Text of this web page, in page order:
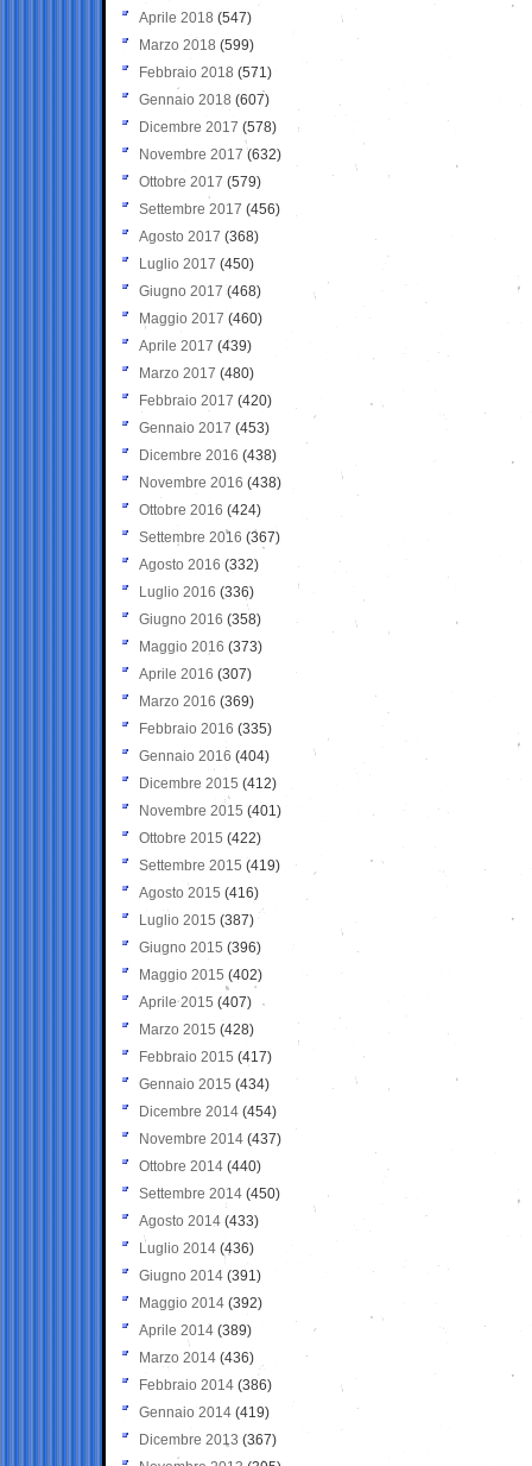
Aprile 2018 (547)
Marzo 2018 (599)
Febbraio 2018 (571)
Gennaio 2018 (607)
Dicembre 2017 (578)
Novembre 2017 (632)
Ottobre 2017 (579)
Settembre 2017 (456)
Agosto 2017 (368)
Luglio 2017 (450)
Giugno 2017 (468)
Maggio 2017 (460)
Aprile 2017 (439)
Marzo 2017 (480)
Febbraio 2017 (420)
Gennaio 2017 (453)
Dicembre 2016 (438)
Novembre 2016 (438)
Ottobre 2016 (424)
Settembre 2016 (367)
Agosto 2016 (332)
Luglio 2016 (336)
Giugno 2016 (358)
Maggio 2016 (373)
Aprile 2016 (307)
Marzo 2016 (369)
Febbraio 2016 (335)
Gennaio 2016 (404)
Dicembre 2015 (412)
Novembre 2015 (401)
Ottobre 2015 (422)
Settembre 2015 (419)
Agosto 2015 (416)
Luglio 2015 (387)
Giugno 2015 (396)
Maggio 2015 (402)
Aprile 2015 (407)
Marzo 2015 (428)
Febbraio 2015 (417)
Gennaio 2015 (434)
Dicembre 2014 (454)
Novembre 2014 (437)
Ottobre 2014 (440)
Settembre 2014 (450)
Agosto 2014 (433)
Luglio 2014 (436)
Giugno 2014 (391)
Maggio 2014 (392)
Aprile 2014 (389)
Marzo 2014 (436)
Febbraio 2014 (386)
Gennaio 2014 (419)
Dicembre 2013 (367)